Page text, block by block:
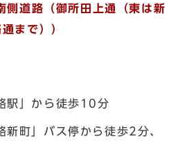
側道路（御所田上通（東は新
まで））
駅」から徒歩10分
新町」バス停から徒歩2分、